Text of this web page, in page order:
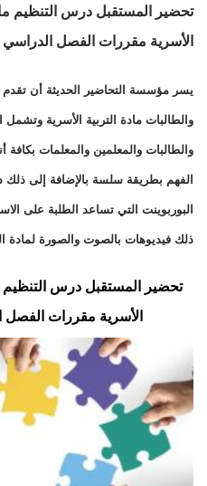
تحضير المستقبل درس التنظيم
الأسرية مقررات الفصل الدراسي الاول
يسر مؤسسة التحاضير الحديثة أن تقدم
والطالبات مادة التربية الأسرية وتشمل
والطالبات والمعلمين والمعلمات
الفهم بطريقة سلسة بالإضافة إلى
البوربوينت التي تساعد الطلبة على
ذلك فيديوهات بالصوت والصورة لمادة
تحضير المستقبل درس التنظيم
الأسرية مقررات الفصل